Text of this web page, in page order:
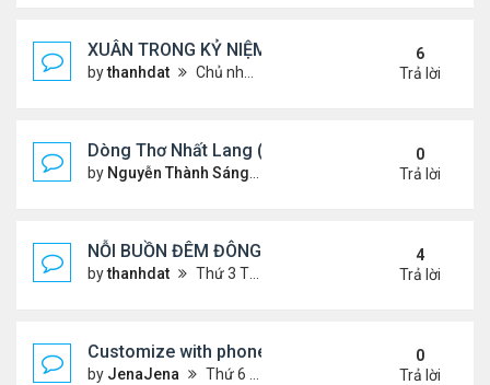
XUÂN TRONG KỶ NIỆM !!!
bythanhdat Chủ nhật Tháng 1 19, 2025 9:05 am
6
Trả lời
Dòng Thơ Nhất Lang (Nguyễn Thành Sáng) - 1
by Nguyễn Thành Sáng Thứ 6 Tháng 1 24, 2025 9:09
0
Trả lời
NỖI BUỒN ĐÊM ĐÔNG !!!
bythanhdat Thứ 3 Tháng 12 24, 2024 9:44 am
4
Trả lời
Customize with phone ringtones
by JenaJena Thứ 6 Tháng 1 03, 2025 1:20 am
0
Trả lời